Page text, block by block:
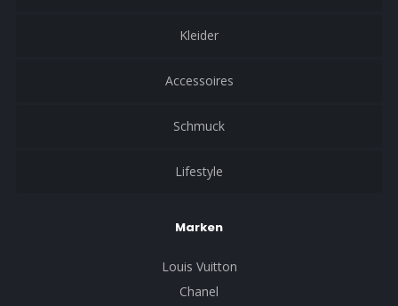
Kleider
Accessoires
Schmuck
Lifestyle
Marken
Louis Vuitton
Chanel